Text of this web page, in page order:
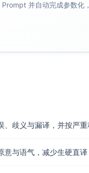
并自动完成参数化
歧义与漏译，并按严重
与语气，减少生硬直译